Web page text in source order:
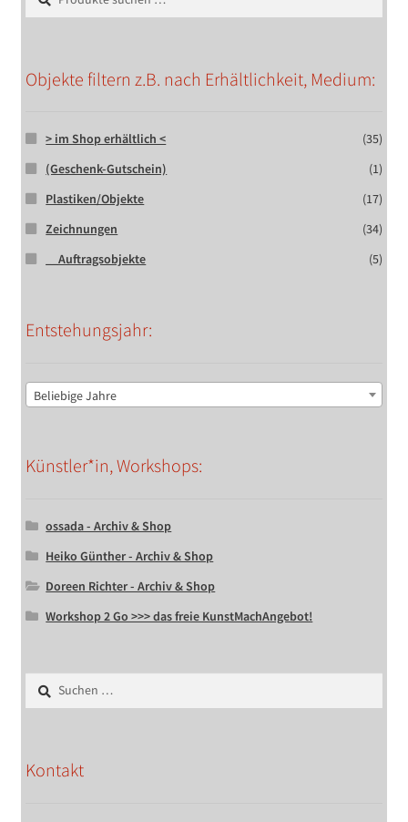
nach:
Objekte filtern z.B. nach Erhältlichkeit, Medium:
> im Shop erhältlich <
(35)
(Geschenk-Gutschein)
(1)
Plastiken/Objekte
(17)
Zeichnungen
(34)
__Auftragsobjekte
(5)
Entstehungsjahr:
Beliebige Jahre
Künstler*in, Workshops:
ossada - Archiv & Shop
Heiko Günther - Archiv & Shop
Doreen Richter - Archiv & Shop
Workshop 2 Go >>> das freie KunstMachAngebot!
Suchen
nach:
Kontakt